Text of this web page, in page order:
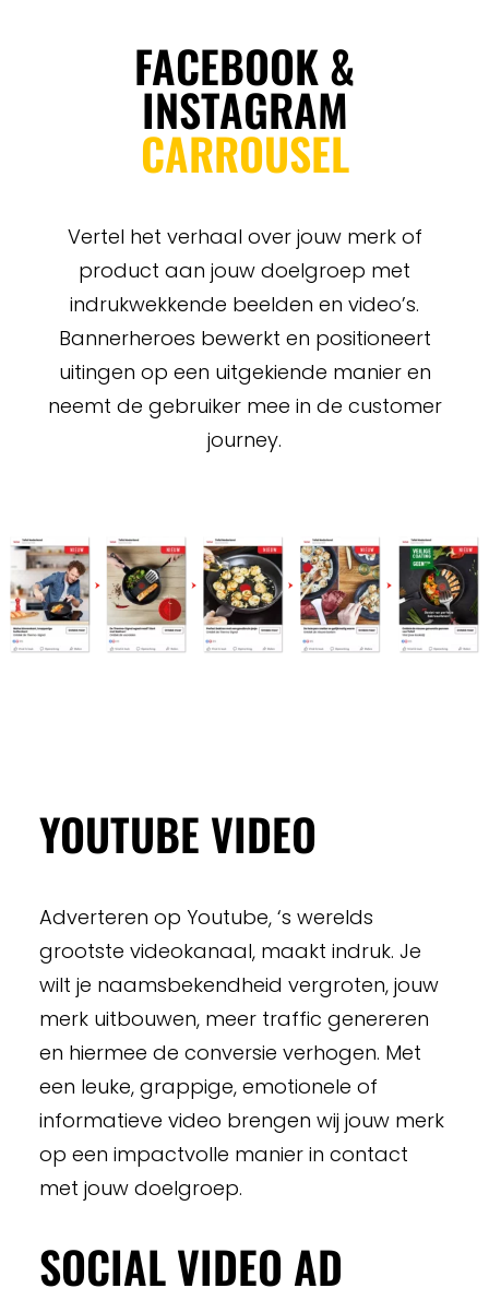
FACEBOOK &
INSTAGRAM
CARROUSEL
Vertel het verhaal over jouw merk of
product aan jouw doelgroep met
indrukwekkende beelden en video’s.
Bannerheroes bewerkt en positioneert
uitingen op een uitgekiende manier en
neemt de gebruiker mee in de customer
journey.
SOCIAL VIDEO AD
YOUTUBE VIDEO
Adverteren op Youtube, ‘s werelds
grootste videokanaal, maakt indruk. Je
wilt je naamsbekendheid vergroten, jouw
merk uitbouwen, meer traffic genereren
en hiermee de conversie verhogen. Met
een leuke, grappige, emotionele of
informatieve video brengen wij jouw merk
op een impactvolle manier in contact
met jouw doelgroep.